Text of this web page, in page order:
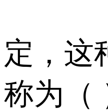
定，这
称为（